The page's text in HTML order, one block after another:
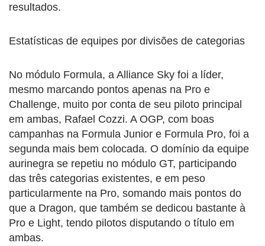
resultados.
Estatísticas de equipes por divisões de categorias
No módulo Formula, a Alliance Sky foi a líder,
mesmo marcando pontos apenas na Pro e
Challenge, muito por conta de seu piloto principal
em ambas, Rafael Cozzi. A OGP, com boas
campanhas na Formula Junior e Formula Pro, foi a
segunda mais bem colocada. O domínio da equipe
aurinegra se repetiu no módulo GT, participando
das três categorias existentes, e em peso
particularmente na Pro, somando mais pontos do
que a Dragon, que também se dedicou bastante à
Pro e Light, tendo pilotos disputando o título em
ambas.